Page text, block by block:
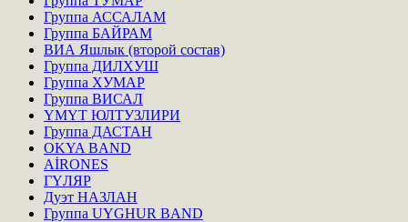
Группа АССАЛАМ
Группа БАЙРАМ
ВИА Яшлык (второй состав)
Группа ДИЛХУШ
Группа ХУМАР
Группа ВИСАЛ
ҮМҮТ ЮЛТУЗЛИРИ
Группа ДАСТАН
OKYA BAND
AİRONES
ГҮЛЯР
Дуэт НАЗЛАН
Группа UYGHUR BAND